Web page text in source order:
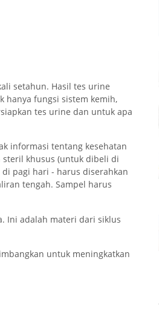
setahun. Hasil tes urine
hanya fungsi sistem kemih,
tes urine dan untuk apa
informasi tentang kesehatan
khusus (untuk dibeli di
pagi hari - harus diserahkan
tengah. Sampel harus
Ini adalah materi dari siklus
untuk meningkatkan